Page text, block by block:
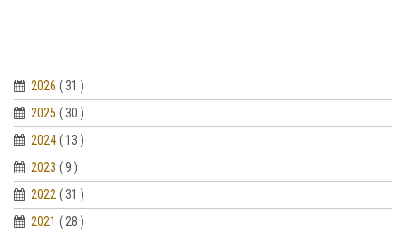
2026 ( 31 )
2025 ( 30 )
2024( 13 )
2023 ( 9 )
2022 ( 31 )
2021 ( 28 )